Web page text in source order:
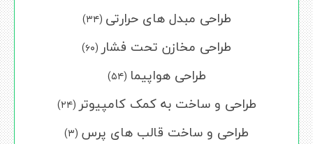
طراحی مبدل های حرارتی (۳۴)
طراحی مخازن تحت فشار (۶۰)
طراحی هواپیما (۵۴)
طراحی و ساخت به کمک کامپیوتر (۲۴)
طراحی و ساخت قالب های پرس (۳)